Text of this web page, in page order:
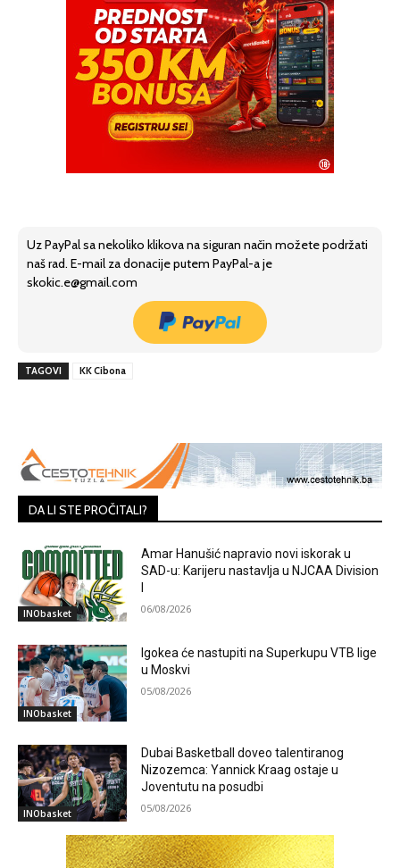
Uz PayPal sa nekoliko klikova na siguran način možete podržati
naš rad. E-mail za donacije putem PayPal-a je
skokic.e@gmail.com
TAGOVI KK Cibona
DA LI STE PROČITALI?
INObasket
Amar Hanušić napravio novi iskorak u
SAD-u: Karijeru nastavlja u NJCAA Division
06/08/2026
INObasket
Igokea će nastupiti na Superkupu VTB lige
u Moskvi
05/08/2026
INObasket
Dubai Basketball doveo talentiranog
Nizozemca: Yannick Kraag ostaje u
Joventutu na posudbi
05/08/2026